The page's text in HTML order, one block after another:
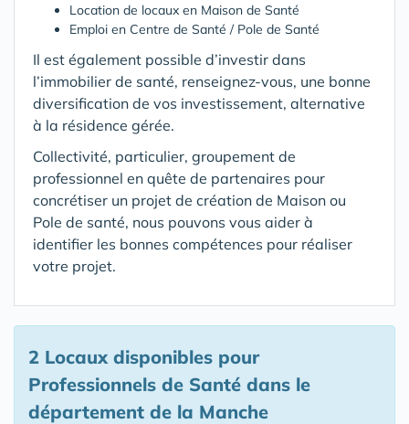
Location de locaux en Maison de Santé
Emploi en Centre de Santé / Pole de Santé
Il est également possible d’investir dans
l’immobilier de santé, renseignez-vous, une bonne
diversification de vos investissement, alternative
à la résidence gérée.
Collectivité, particulier, groupement de
professionnel en quête de partenaires pour
concrétiser un projet de création de Maison ou
Pole de santé, nous pouvons vous aider à
identifier les bonnes compétences pour réaliser
votre projet.
2 Locaux disponibles pour
Professionnels de Santé dans le
département de la Manche